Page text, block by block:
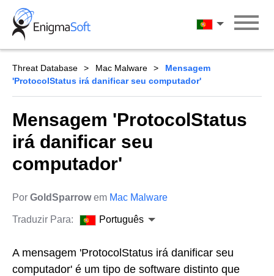
Skip
content
Português
Threat Database Mac Malware
Mensagem
'ProtocolStatus irá danificar seu computador'
Mensagem 'ProtocolStatus
irá danificar seu
computador'
Por GoldSparrowem Mac Malware
Traduzir Para: Português
A mensagem 'ProtocolStatus irá danificar seu
computador' é um tipo de software distinto que